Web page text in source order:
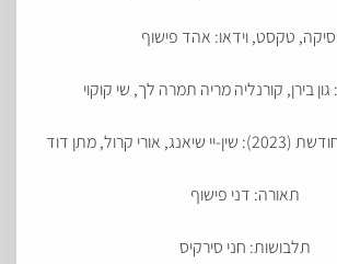
טקסט, וידאו: אהד פישוף
בירן, קורנליה מריה תמרה לך, שי קוקוי
קרול, מתן דוד
תאורה: דני פישוף
תלבושות: חני סירקיס